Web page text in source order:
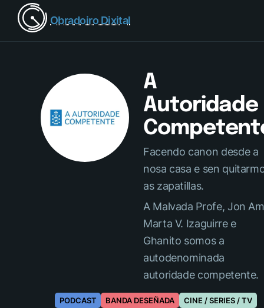
Obradoiro Dixital
A
Autoridade
Facendo canon desde a
nosa casa e sen
as zapatillas.
A Malvada Profe, Jon
Marta V. Izaguirre e
Ghanito somos a
autodenominada
autoridade competente.
PODCAST BANDA DESEÑADA
CINE / SERIES / TV